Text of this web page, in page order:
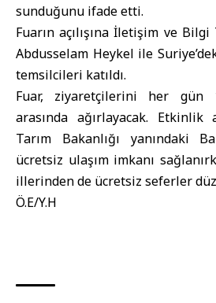
sunduğunu ifade etti.
Fuarın açılışına İletişim ve
Abdusselam Heykel ile
temsilcileri katıldı.
Fuar, ziyaretçilerini her gün
arasında ağırlayacak. Etkinlik
Tarım Bakanlığı yanındaki
ücretsiz ulaşım imkanı
illerinden de ücretsiz seferler
Ö.E/Y.H